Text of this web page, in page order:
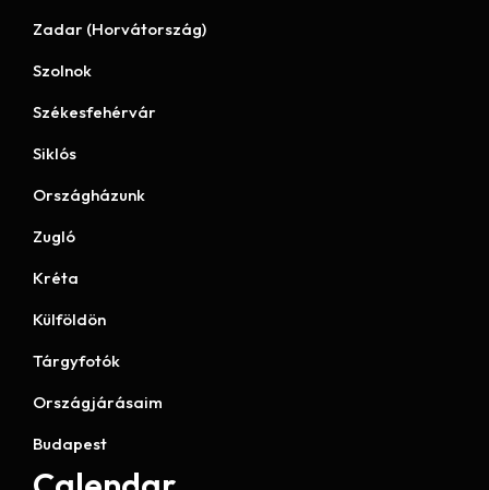
Zadar (Horvátország)
Szolnok
Székesfehérvár
Siklós
Országházunk
Zugló
Kréta
Külföldön
Tárgyfotók
Országjárásaim
Budapest